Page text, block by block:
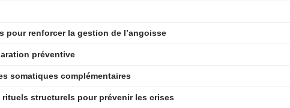
pour renforcer la gestion de l’angoisse
préventive
somatiques complémentaires
structurels pour prévenir les crises